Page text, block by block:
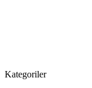
Kategoriler